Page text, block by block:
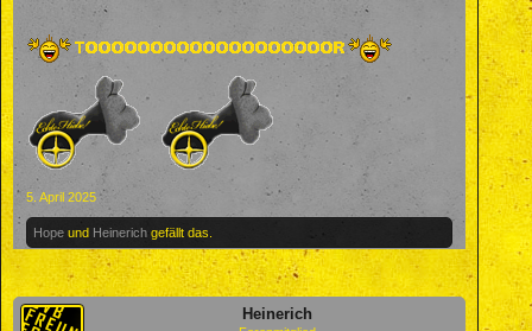
5. April 2025
Hope und Heinerich gefällt das.
Heinerich